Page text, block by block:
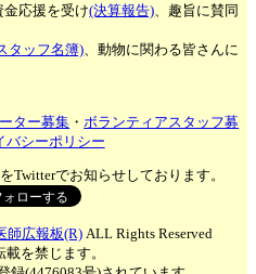
金応援を受け(決算報告)、趣旨に賛同
タッフ名簿)、動物に関わる皆さんに
ター募集 ・ボランティアスタッフ募
バシーポリシー
Twitterでお知らせしております。
師広報板(R)ALL Rights Reserved
を禁じます。